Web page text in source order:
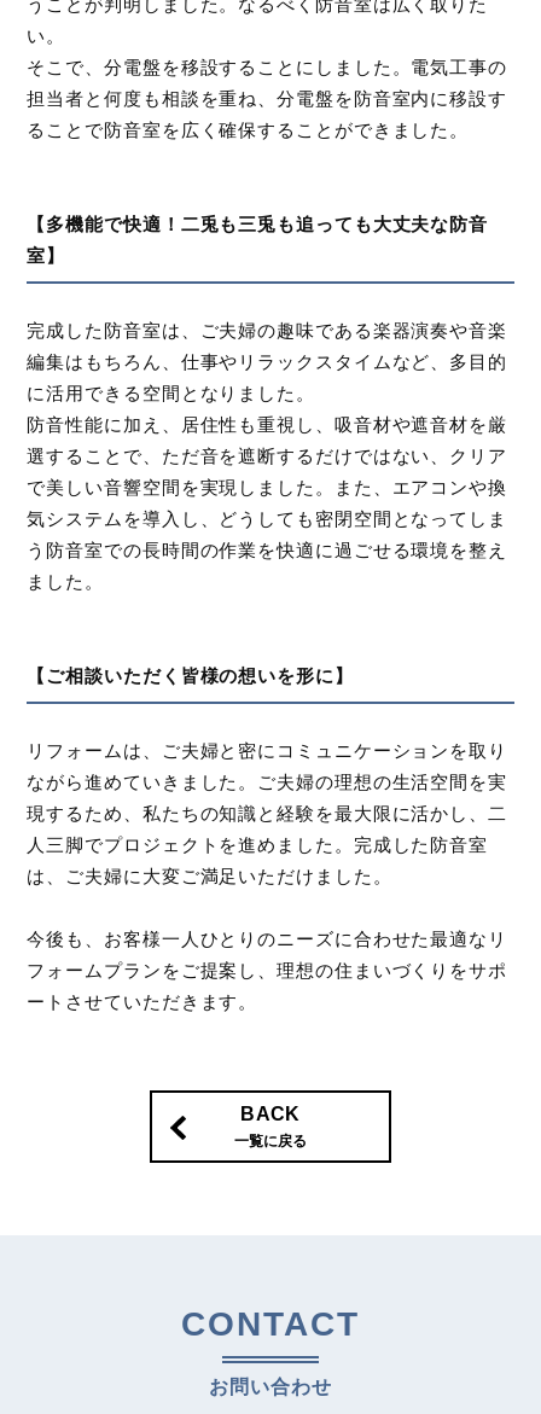
うことが判明しました。なるべく防音室は広く取りた
い。
そこで、分電盤を移設することにしました。電気工事の
担当者と何度も相談を重ね、分電盤を防音室内に移設す
ることで防音室を広く確保することができました。
【多機能で快適！二兎も三兎も追っても大丈夫な防音
室】
完成した防音室は、ご夫婦の趣味である楽器演奏や音楽
編集はもちろん、仕事やリラックスタイムなど、多目的
に活用できる空間となりました。
防音性能に加え、居住性も重視し、吸音材や遮音材を厳
選することで、ただ音を遮断するだけではない、クリア
で美しい音響空間を実現しました。また、エアコンや換
気システムを導入し、どうしても密閉空間となってしま
う防音室での長時間の作業を快適に過ごせる環境を整え
ました。
【ご相談いただく皆様の想いを形に】
リフォームは、ご夫婦と密にコミュニケーションを取り
ながら進めていきました。ご夫婦の理想の生活空間を実
現するため、私たちの知識と経験を最大限に活かし、二
人三脚でプロジェクトを進めました。完成した防音室
は、ご夫婦に大変ご満足いただけました。
今後も、お客様一人ひとりのニーズに合わせた最適なリ
フォームプランをご提案し、理想の住まいづくりをサポ
ートさせていただきます。
BACK
一覧に戻る
CONTACT
お問い合わせ